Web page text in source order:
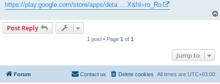
https://play.google.com/store/apps/deta ... X&hl=ro_Ro
Post Reply
1 post • Page 1 of 1
Jump to
Forum All times are UTC+03:00
Delete cookies
Contact us